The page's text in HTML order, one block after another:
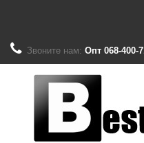
Звоните нам: Опт 068-400-